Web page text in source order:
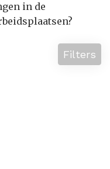
in de
Filters